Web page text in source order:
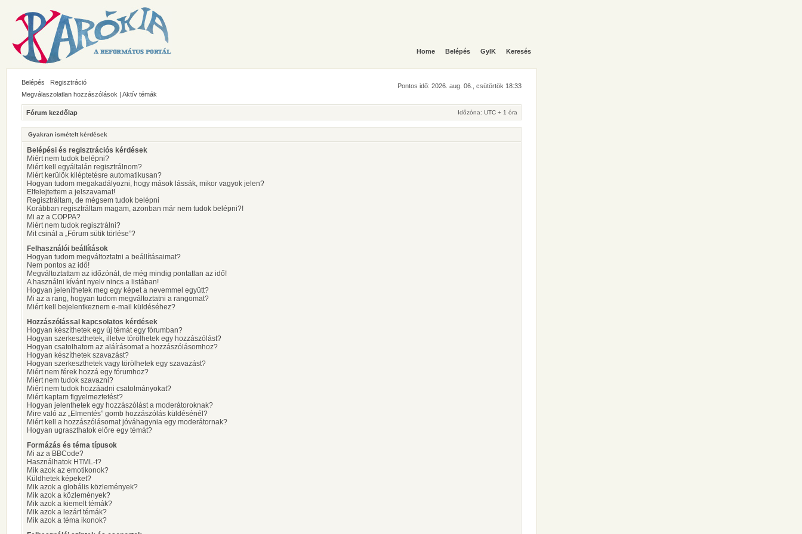
Home Belépés GyIK Keresés
Belépés Regisztráció
Pontos idő: 2026. aug. 06., csütörtök 18:33
Megválaszolatlan hozzászólások | Aktív témák
Fórum kezdőlap Időzóna: UTC + 1 óra
Gyakran ismételt kérdések
Belépési és regisztrációs kérdések
Miért nem tudok belépni?
Miért kell egyáltalán regisztrálnom?
Miért kerülök kiléptetésre automatikusan?
Hogyan tudom megakadályozni, hogy mások lássák, mikor vagyok jelen?
Elfelejtettem a jelszavamat!
Regisztráltam, de mégsem tudok belépni
Korábban regisztráltam magam, azonban már nem tudok belépni?!
Mi az a COPPA?
Miért nem tudok regisztrálni?
Mit csinál a „Fórum sütik törlése”?
Felhasználói beállítások
Hogyan tudom megváltoztatni a beállításaimat?
Nem pontos az idő!
Megváltoztattam az időzónát, de még mindig pontatlan az idő!
A használni kívánt nyelv nincs a listában!
Hogyan jeleníthetek meg egy képet a nevemmel együtt?
Mi az a rang, hogyan tudom megváltoztatni a rangomat?
Miért kell bejelentkeznem e-mail küldéséhez?
Hozzászólással kapcsolatos kérdések
Hogyan készíthetek egy új témát egy fórumban?
Hogyan szerkeszthetek, illetve törölhetek egy hozzászólást?
Hogyan csatolhatom az aláírásomat a hozzászólásomhoz?
Hogyan készíthetek szavazást?
Hogyan szerkeszthetek vagy törölhetek egy szavazást?
Miért nem férek hozzá egy fórumhoz?
Miért nem tudok szavazni?
Miért nem tudok hozzáadni csatolmányokat?
Miért kaptam figyelmeztetést?
Hogyan jelenthetek egy hozzászólást a moderátoroknak?
Mire való az „Elmentés” gomb hozzászólás küldésénél?
Miért kell a hozzászólásomat jóváhagynia egy moderátornak?
Hogyan ugraszthatok előre egy témát?
Formázás és téma típusok
Mi az a BBCode?
Használhatok HTML-t?
Mik azok az emotikonok?
Küldhetek képeket?
Mik azok a globális közlemények?
Mik azok a közlemények?
Mik azok a kiemelt témák?
Mik azok a lezárt témák?
Mik azok a téma ikonok?